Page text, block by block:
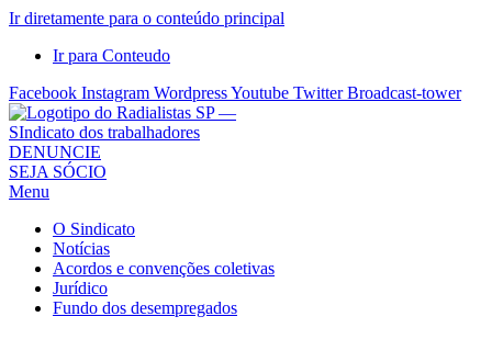
Ir diretamente para o conteúdo principal
Ir para Conteudo
Facebook Instagram WordpressYoutube Twitter Broadcast-tower
Sindicato
dos
Radialistas
São
Paulo
Sindicato
DENUNCIE
SEJA SÓCIO
Menu
O Sindicato
Notícias
Acordos e convenções coletivas
Jurídico
Fundo dos desempregados